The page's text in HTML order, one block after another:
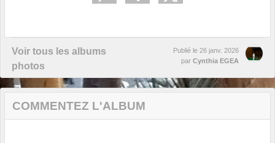
Voir tous les albums
photos
Publié le 26 janv. 2026
par Cynthia EGEA
COMMENTEZ L'ALBUM